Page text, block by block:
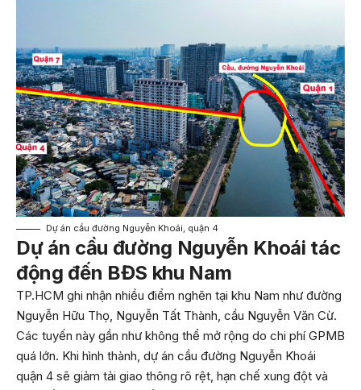
Dự án cầu đường Nguyễn Khoái, quận 4
Dự án cầu đường Nguyễn Khoái tác
động đến BĐS khu Nam
TP.HCM ghi nhận nhiều điểm nghẽn tại khu Nam như đường
Nguyễn Hữu Thọ, Nguyễn Tất Thành, cầu Nguyễn Văn Cừ.
Các tuyến này gần như không thể mở rộng do chi phí GPMB
quá lớn. Khi hình thành, dự án cầu đường Nguyễn Khoái
quận 4 sẽ giảm tải giao thông rõ rệt, hạn chế xung đột và